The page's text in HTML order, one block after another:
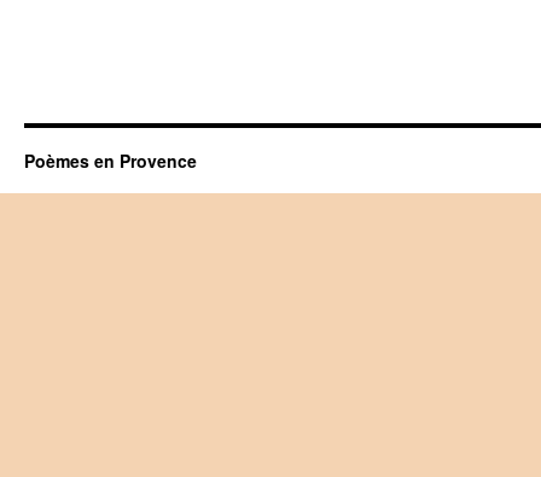
Poèmes en Provence